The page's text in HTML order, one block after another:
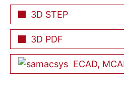
3D STEP
3D PDF
ECAD,